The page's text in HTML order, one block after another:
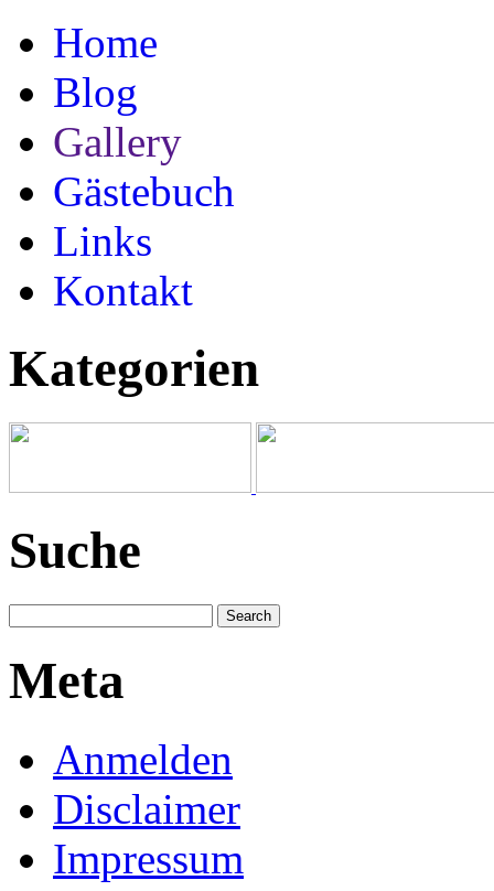
Home
Blog
Gallery
Gästebuch
Links
Kontakt
Kategorien
Suche
Meta
Anmelden
Disclaimer
Impressum